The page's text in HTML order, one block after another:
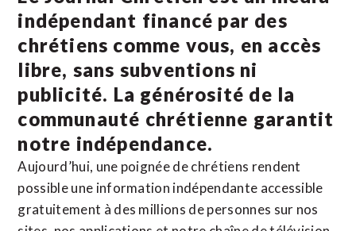
indépendant financé par des
chrétiens comme vous, en accès
libre, sans subventions ni
publicité. La générosité de la
communauté chrétienne garantit
notre indépendance.
Aujourd’hui, une poignée de chrétiens rendent
possible une information indépendante accessible
gratuitement à des millions de personnes sur nos